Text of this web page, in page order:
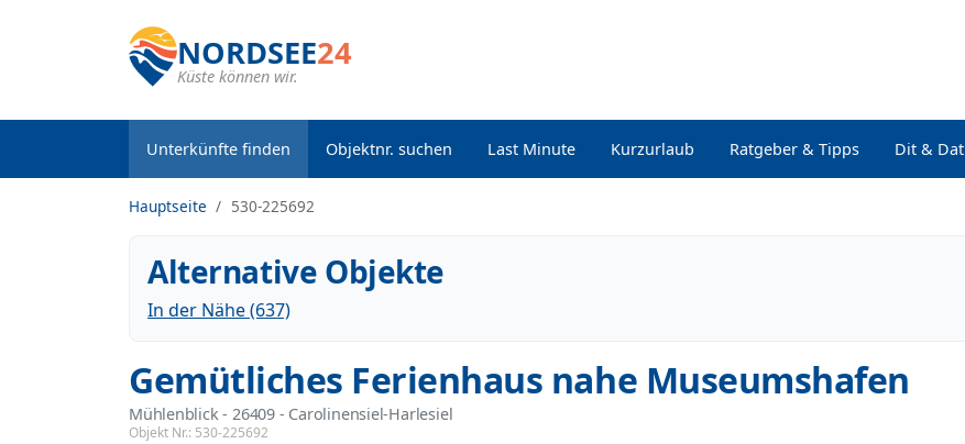
NORDSEE24
Küste können wir.
Unterkünfte finden Objektnr. suchen Last Minute Kurzurlaub Ratgeber & Tipps Dit & Dat
Hauptseite 530-225692
Alternative Objekte
In der Nähe (637)
Gemütliches Ferienhaus nahe Museumshafen
Mühlenblick - 26409 - Carolinensiel-Harlesiel
Objekt Nr.: 530-225692